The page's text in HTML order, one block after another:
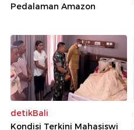
Pedalaman Amazon
detikBali
Kondisi Terkini Mahasiswi